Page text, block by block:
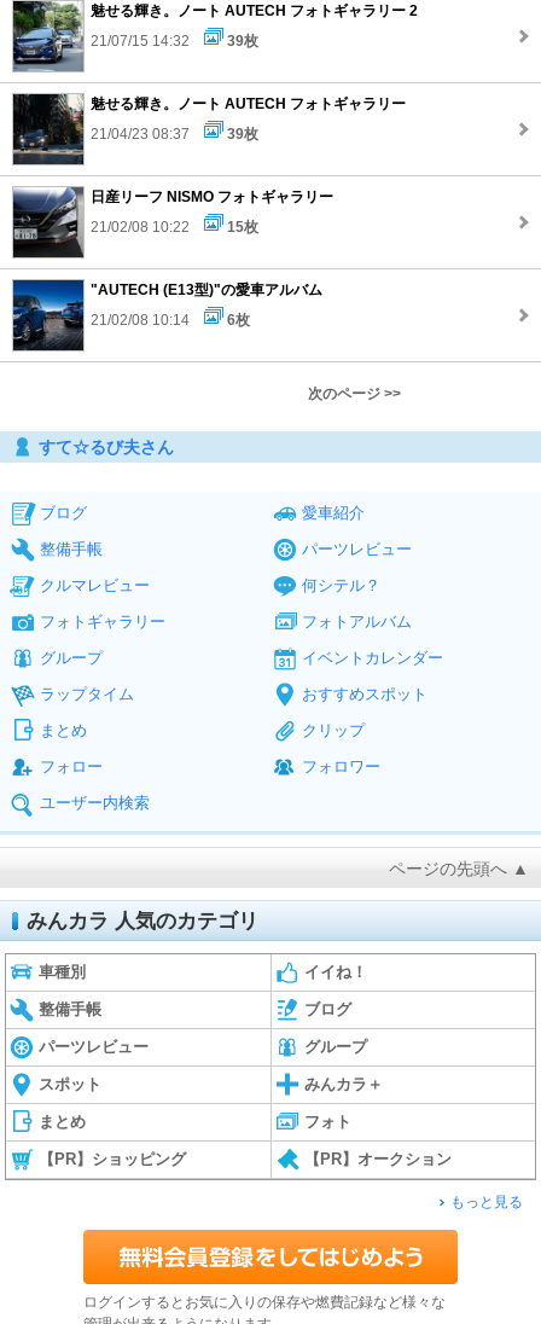
魅せる輝き。ノート AUTECH フォトギャラリー 2
21/07/15 14:32
39枚
魅せる輝き。ノート AUTECH フォトギャラリー
21/04/23 08:37
39枚
日産リーフ NISMO フォトギャラリー
21/02/08 10:22
15枚
"AUTECH (E13型)"の愛車アルバム
21/02/08 10:14
6枚
次のページ >>
すて☆るび夫さん
ブログ
愛車紹介
整備手帳
パーツレビュー
クルマレビュー
何シテル？
フォトギャラリー
フォトアルバム
グループ
イベントカレンダー
ラップタイム
おすすめスポット
まとめ
クリップ
フォロー
フォロワー
ユーザー内検索
ページの先頭へ ▲
みんカラ 人気のカテゴリ
車種別 イイね！
整備手帳 ブログ
パーツレビュー グループ
スポット みんカラ＋
まとめ フォト
【PR】ショッピング 【PR】オークション
もっと見る
ログインするとお気に入りの保存や燃費記録など様々な